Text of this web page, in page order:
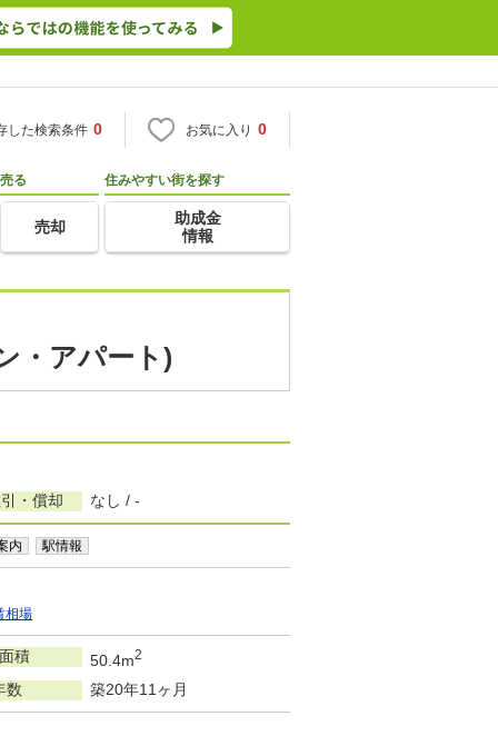
した検索条件 0 お気に入り 0
売る
売却
住みやすい街を探す
助成金
情報
・アパート)
・償却 なし / -
内 駅情報
相場
積 50.4m2
数 築20年11ヶ月